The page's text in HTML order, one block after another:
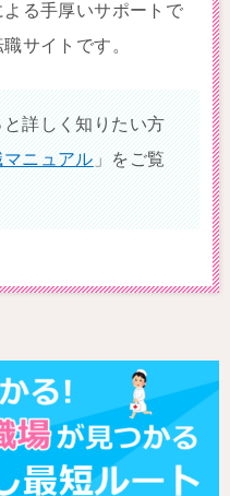
る手厚いサポートで
サイトです。
詳しく知りたい方
ニュアル 」をご覧